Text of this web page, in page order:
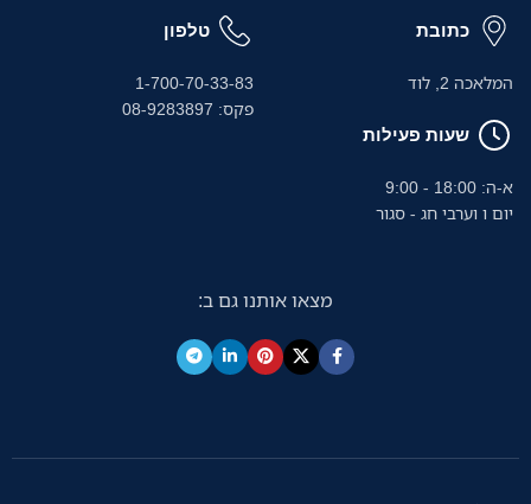
כתובת
המלאכה 2, לוד
שעות פעילות
א-ה: 18:00 - 9:00
יום ו וערבי חג - סגור
טלפון
1-700-70-33-83
פקס: 08-9283897
מצאו אותנו גם ב: